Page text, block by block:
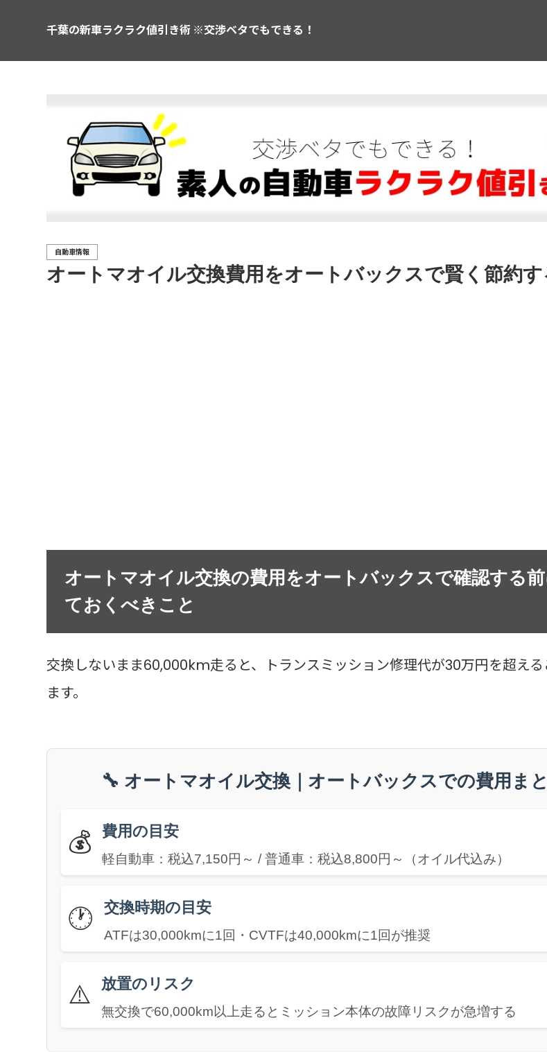
千葉の新車ラクラク値引き術 ※交渉ベタでもできる！
オートマオイル交換費用をオートバックスで賢く節約
自動車情報
オートマオイル交換の費用をオートバックスで確認する
ておくべきこと
交換しないまま60,000km走ると、トランスミッション修理代が30万円を超える
ます。
🔧 オートマオイル交換｜オートバックスでの費用ま
💰 費用の目安
軽自動車：税込7,150円～ / 普通車：税込8,800円～（オイル代込み）
🕐 交換時期の目安
ATFは30,000kmに1回・CVTFは40,000kmに1回が推奨
⚠️ 放置のリスク
無交換で60,000km以上走るとミッション本体の故障リスクが急増する